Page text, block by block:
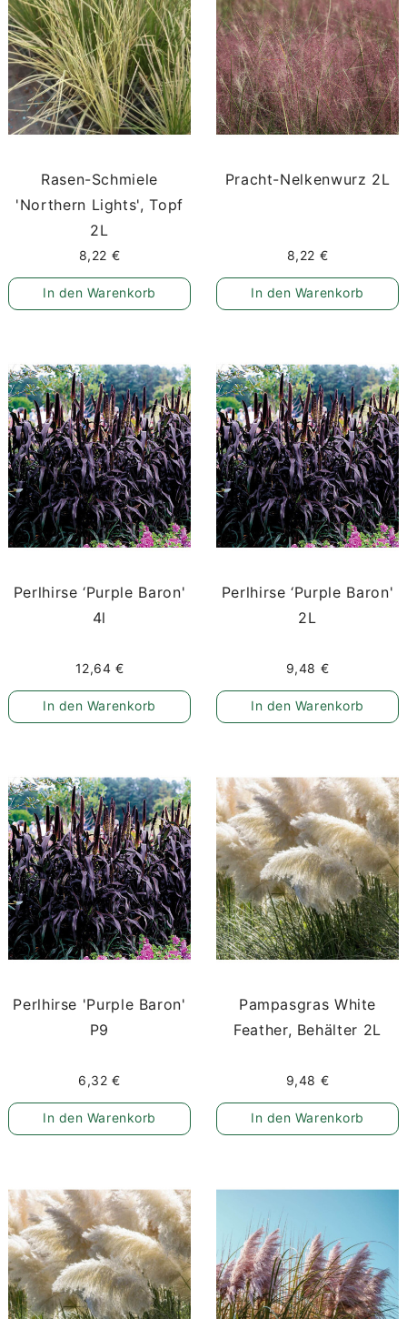
Rasen-Schmiele
'Northern Lights', Topf
2L
8,22 €
In den Warenkorb
Pracht-Nelkenwurz 2L
8,22 €
In den Warenkorb
Perlhirse ‘Purple Baron'
4l
12,64 €
In den Warenkorb
Perlhirse ‘Purple Baron'
2L
9,48 €
In den Warenkorb
Perlhirse 'Purple Baron'
P9
6,32 €
In den Warenkorb
Pampasgras White
Feather, Behälter 2L
9,48 €
In den Warenkorb